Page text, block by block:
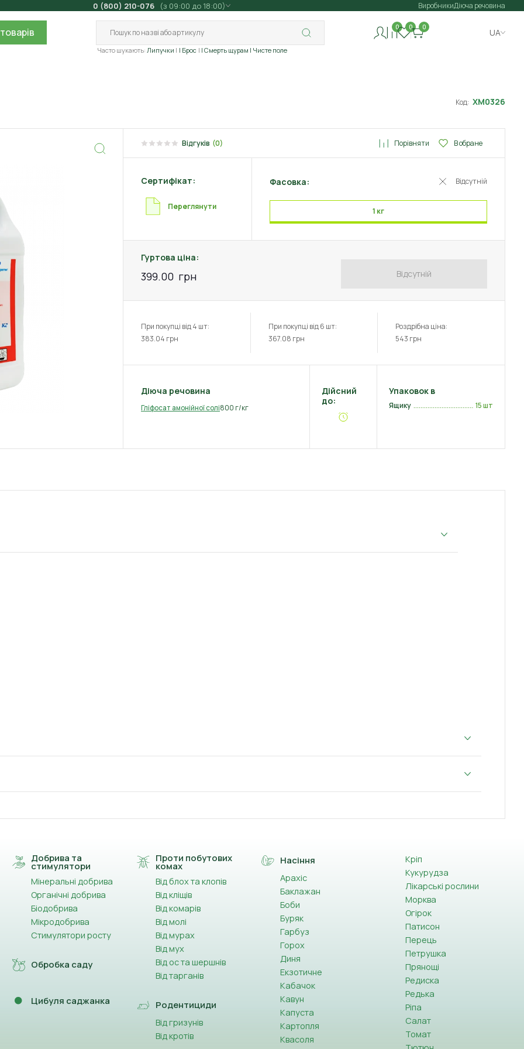
0 (800) 210-076 (з 09:00 до 18:00) ВиробникиДіюча речовина
Часто шукають: Липучки | Брос | Смерть щурам | Чисте поле
0 0 0
UA
Код: ХМ0326
Відгуків (0) Порівняти В обране
Сертифікат:
Переглянути
Фасовка: Відсутній
1 кг
Гуртова ціна:
399.00 грн Відсутній
При покупці від 4 шт:
383.04 грн
При покупці від 6 шт:
367.08 грн
Роздрібна ціна:
543 грн
Діюча речовина
Гліфосат амонійної солі800 г/кг
Дійсний
до:
Упаковок в
Ящику 15 шт
Добрива та
стимулятори
Мінеральні добрива
Органічні добрива
Біодобрива
Мікродобрива
Стимулятори росту
Обробка саду
Цибуля саджанка
Проти побутових
комах
Від блох та клопів
Від кліщів
Від комарів
Від молі
Від мурах
Від мух
Від ос та шершнів
Від тарганів
Родентициди
Від гризунів
Від кротів
Насіння
Арахіс
Баклажан
Боби
Буряк
Гарбуз
Горох
Диня
Екзотичне
Кабачок
Кавун
Капуста
Картопля
Квасоля
Кріп
Кукурудза
Лікарські рослини
Морква
Огірок
Патисон
Перець
Петрушка
Прянощі
Редиска
Редька
Ріпа
Салат
Томат